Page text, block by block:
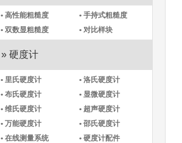
• 高性能粗糙度
• 手持式粗糙度
• 双数显粗糙度
• 对比样块
» 硬度计
• 里氏硬度计
• 洛氏硬度计
• 布氏硬度计
• 显微硬度计
• 维氏硬度计
• 超声硬度计
• 万能硬度计
• 邵氏硬度计
• 在线测量系统
• 硬度计配件